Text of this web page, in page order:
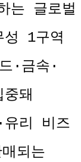
는 글로벌
1구역
·금속·
돼
유리 비즈
되는